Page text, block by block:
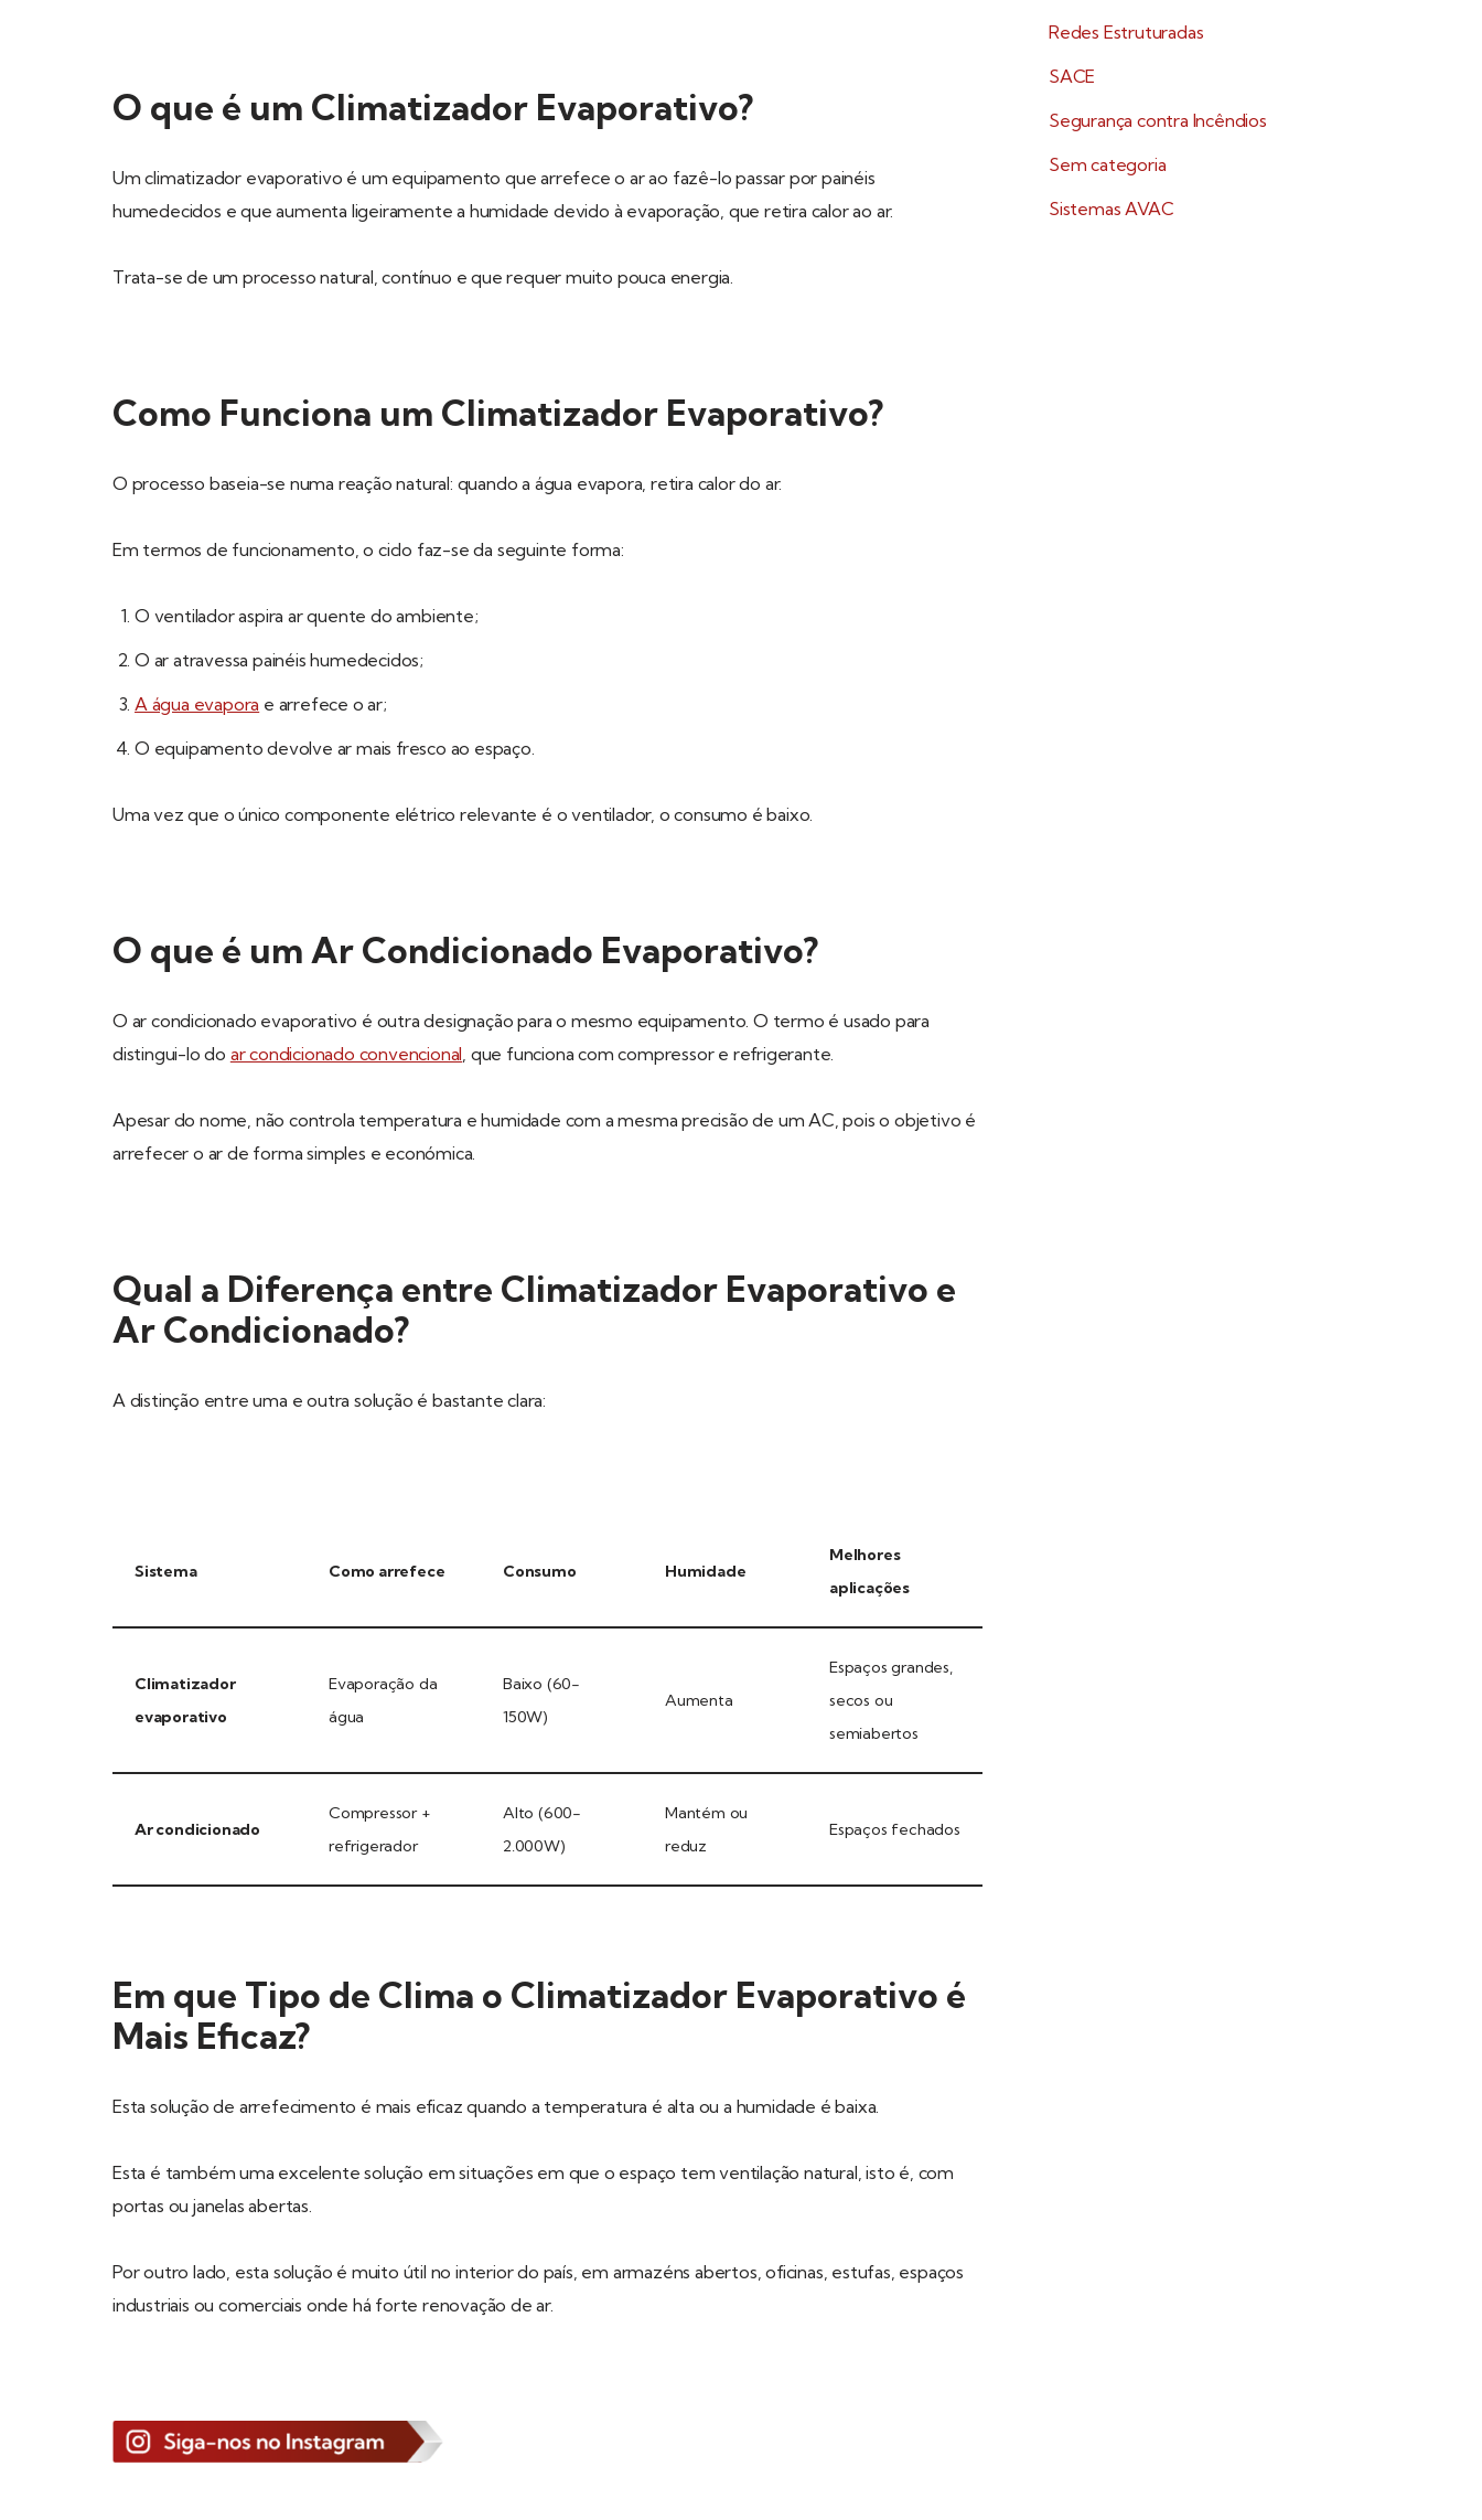
O que é um Climatizador Evaporativo?
Um climatizador evaporativo é um equipamento que arrefece o ar ao fazê-lo passar por painéis
humedecidos e que aumenta ligeiramente a humidade devido à evaporação, que retira calor ao ar.
Trata-se de um processo natural, contínuo e que requer muito pouca energia.
Como Funciona um Climatizador Evaporativo?
O processo baseia-se numa reação natural: quando a água evapora, retira calor do ar.
Em termos de funcionamento, o ciclo faz-se da seguinte forma:
O ventilador aspira ar quente do ambiente;
O ar atravessa painéis humedecidos;
A água evapora e arrefece o ar;
O equipamento devolve ar mais fresco ao espaço.
Uma vez que o único componente elétrico relevante é o ventilador, o consumo é baixo.
O que é um Ar Condicionado Evaporativo?
O ar condicionado evaporativo é outra designação para o mesmo equipamento. O termo é usado para
distingui-lo do ar condicionado convencional, que funciona com compressor e refrigerante.
Apesar do nome, não controla temperatura e humidade com a mesma precisão de um AC, pois o objetivo é
arrefecer o ar de forma simples e económica.
Qual a Diferença entre Climatizador Evaporativo e
Ar Condicionado?
A distinção entre uma e outra solução é bastante clara:
Sistema Como arrefece Consumo Humidade
Melhores
aplicações
Climatizador
evaporativo
Evaporação da
água
Baixo (60-
150W)
Aumenta
Espaços grandes,
secos ou
semiabertos
Ar condicionado
Compressor +
refrigerador
Alto (600-
2.000W)
Mantém ou
reduz
Espaços fechados
Em que Tipo de Clima o Climatizador Evaporativo é
Mais Eficaz?
Esta solução de arrefecimento é mais eficaz quando a temperatura é alta ou a humidade é baixa.
Esta é também uma excelente solução em situações em que o espaço tem ventilação natural, isto é, com
portas ou janelas abertas.
Por outro lado, esta solução é muito útil no interior do país, em armazéns abertos, oficinas, estufas, espaços
industriais ou comerciais onde há forte renovação de ar.
Redes Estruturadas​
SACE
Segurança contra Incêndios
Sem categoria
Sistemas AVAC